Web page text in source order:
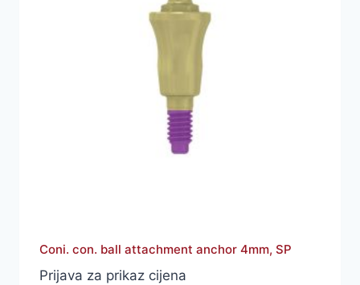
Coni. con. ball attachment anchor 4mm, SP
Prijava za prikaz cijena